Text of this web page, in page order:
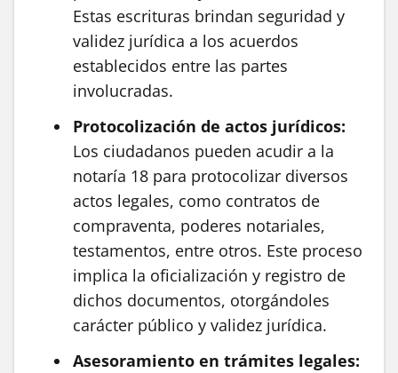
Estas escrituras brindan seguridad y
validez jurídica a los acuerdos
establecidos entre las partes
involucradas.
Protocolización de actos jurídicos:
Los ciudadanos pueden acudir a la
notaría 18 para protocolizar diversos
actos legales, como contratos de
compraventa, poderes notariales,
testamentos, entre otros. Este proceso
implica la oficialización y registro de
dichos documentos, otorgándoles
carácter público y validez jurídica.
Asesoramiento en trámites legales: